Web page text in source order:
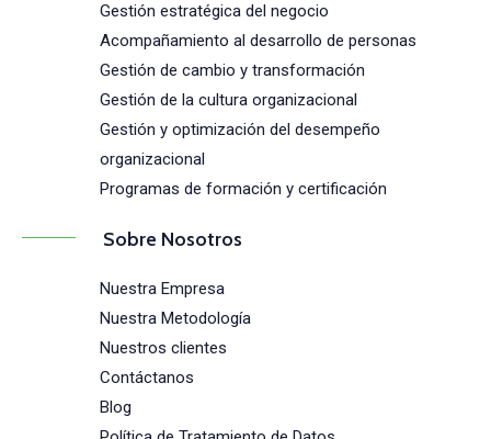
Gestión estratégica del negocio
Acompañamiento al desarrollo de personas
Gestión de cambio y transformación
Gestión de la cultura organizacional
Gestión y optimización del desempeño
organizacional
Programas de formación y certificación
Sobre Nosotros
Nuestra Empresa
Nuestra Metodología
Nuestros clientes
Contáctanos
Blog